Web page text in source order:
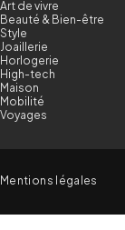
Art de vivre
Beauté & Bien-être
Style
Joaillerie
Horlogerie
High-tech
Maison
Mobilité
Voyages
Mentions légales